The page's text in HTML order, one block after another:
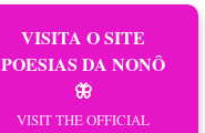
VISITA O SITE
POESIAS DA NONÔ
🦋
VISIT THE OFFICIAL